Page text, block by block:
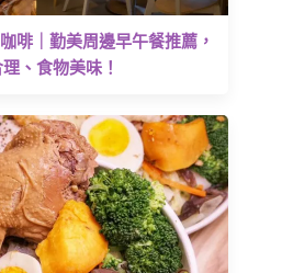
啡｜勤美周邊早午餐推薦，
、食物美味！